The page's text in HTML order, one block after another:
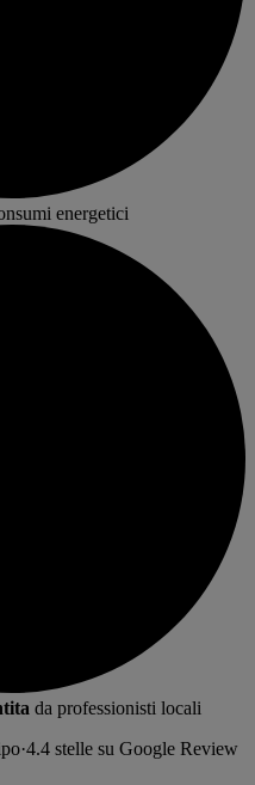
energetici
da professionisti locali
·4.4 stelle su Google Review